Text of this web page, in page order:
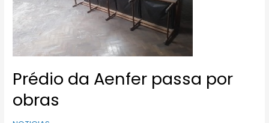
Prédio da Aenfer passa por
obras